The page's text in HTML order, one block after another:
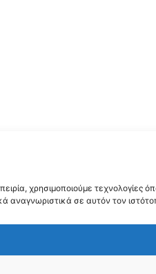
χρησιμοποιούμε
αναγνωριστικά σε αυτόν τον